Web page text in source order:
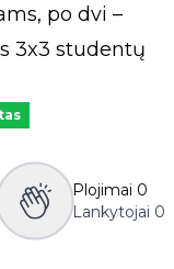
po dvi –
3x3 studentų
Plojimai 0
Lankytojai 0